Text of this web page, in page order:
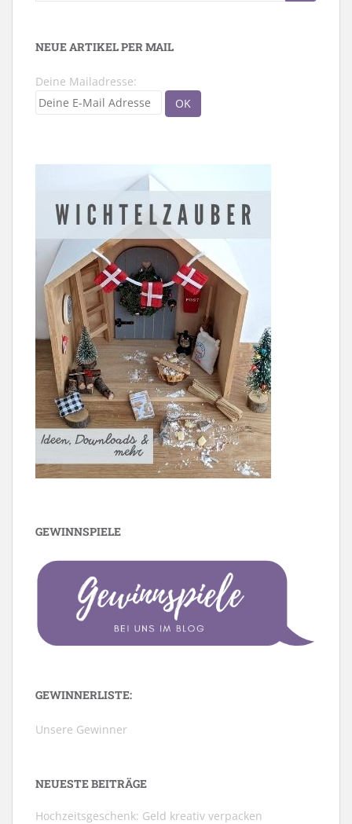
NEUE ARTIKEL PER MAIL
Deine Mailadresse:
GEWINNSPIELE
GEWINNERLISTE:
Unsere Gewinner
NEUESTE BEITRÄGE
Hochzeitsgeschenk: Geld kreativ verpacken